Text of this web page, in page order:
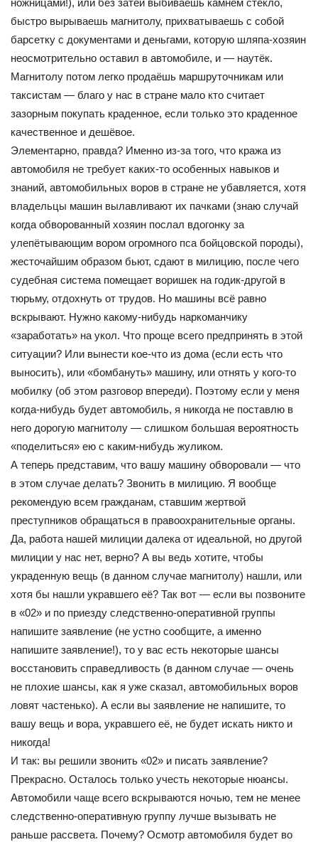
ножницами!), или без затей выбиваешь камнем стекло,
быстро вырываешь магнитолу, прихватываешь с собой
барсетку с документами и деньгами, которую шляпа-хозяин
неосмотрительно оставил в автомобиле, и — наутёк.
Магнитолу потом легко продаёшь маршруточникам или
таксистам — благо у нас в стране мало кто считает
зазорным покупать краденное, если только это краденное
качественное и дешёвое.
Элементарно, правда? Именно из-за того, что кража из
автомобиля не требует каких-то особенных навыков и
знаний, автомобильных воров в стране не убавляется, хотя
владельцы машин вылавливают их пачками (знаю случай
когда обворованный хозяин послал вдогонку за
улепётывающим вором огромного пса бойцовской породы),
жесточайшим образом бьют, сдают в милицию, после чего
судебная система помещает воришек на годик-другой в
тюрьму, отдохнуть от трудов. Но машины всё равно
вскрывают. Нужно какому-нибудь наркоманчику
«заработать» на укол. Что проще всего предпринять в этой
ситуации? Или вынести кое-что из дома (если есть что
выносить), или «бомбануть» машину, или отнять у кого-то
мобилку (об этом разговор впереди). Поэтому если у меня
когда-нибудь будет автомобиль, я никогда не поставлю в
него дорогую магнитолу — слишком большая вероятность
«поделиться» ею с каким-нибудь жуликом.
А теперь представим, что вашу машину обворовали — что
в этом случае делать? Звонить в милицию. Я вообще
рекомендую всем гражданам, ставшим жертвой
преступников обращаться в правоохранительные органы.
Да, работа нашей милиции далека от идеальной, но другой
милиции у нас нет, верно? А вы ведь хотите, чтобы
украденную вещь (в данном случае магнитолу) нашли, или
хотя бы нашли укравшего её? Так вот — если вы позвоните
в «02» и по приезду следственно-оперативной группы
напишите заявление (не устно сообщите, а именно
напишите заявление!), то у вас есть некоторые шансы
восстановить справедливость (в данном случае — очень
не плохие шансы, как я уже сказал, автомобильных воров
ловят частенько). А если вы заявление не напишите, то
вашу вещь и вора, укравшего её, не будет искать никто и
никогда!
И так: вы решили звонить «02» и писать заявление?
Прекрасно. Осталось только учесть некоторые нюансы.
Автомобили чаще всего вскрываются ночью, тем не менее
следственно-оперативную группу лучше вызывать не
раньше рассвета. Почему? Осмотр автомобиля будет во